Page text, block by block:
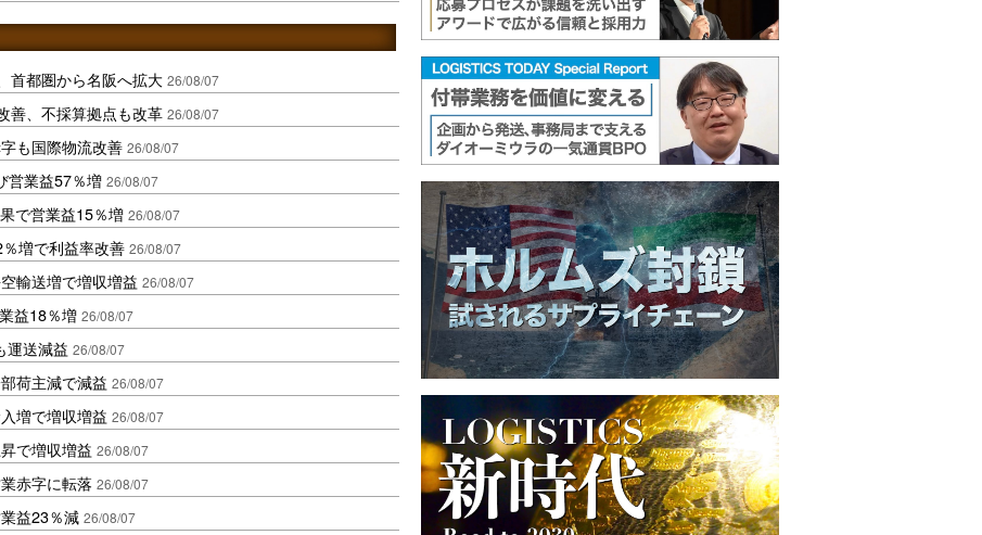
首都圏から名阪へ拡大 26/08/07
善、不採算拠点も改革 26/08/07
も国際物流改善 26/08/07
営業益57％増 26/08/07
で営業益15％増 26/08/07
増で利益率改善 26/08/07
輸送増で増収増益 26/08/07
益18％増 26/08/07
運送減益 26/08/07
荷主減で減益 26/08/07
増で増収増益 26/08/07
で増収増益 26/08/07
赤字に転落 26/08/07
益23％減 26/08/07